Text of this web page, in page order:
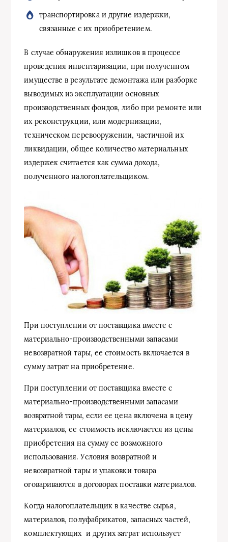
транспортировка и другие издержки,
связанные с их приобретением.
В случае обнаружения излишков в процессе
проведения инвентаризации, при полученном
имуществе в результате демонтажа или разборке
выводимых из эксплуатации основных
производственных фондов, либо при ремонте или
их реконструкции, или модернизации,
техническом перевооружении, частичной их
ликвидации, общее количество материальных
издержек считается как сумма дохода,
полученного налогоплательщиком.
При поступлении от поставщика вместе с
материально-производственными запасами
невозвратной тары, ее стоимость включается в
сумму затрат на приобретение.
При поступлении от поставщика вместе с
материально-производственными запасами
возвратной тары, если ее цена включена в цену
материалов, ее стоимость исключается из цены
приобретения на сумму ее возможного
использования. Условия возвратной и
невозвратной тары и упаковки товара
оговариваются в договорах поставки материалов.
Когда налогоплательщик в качестве сырья,
материалов, полуфабрикатов, запасных частей,
комплектующих и других затрат использует